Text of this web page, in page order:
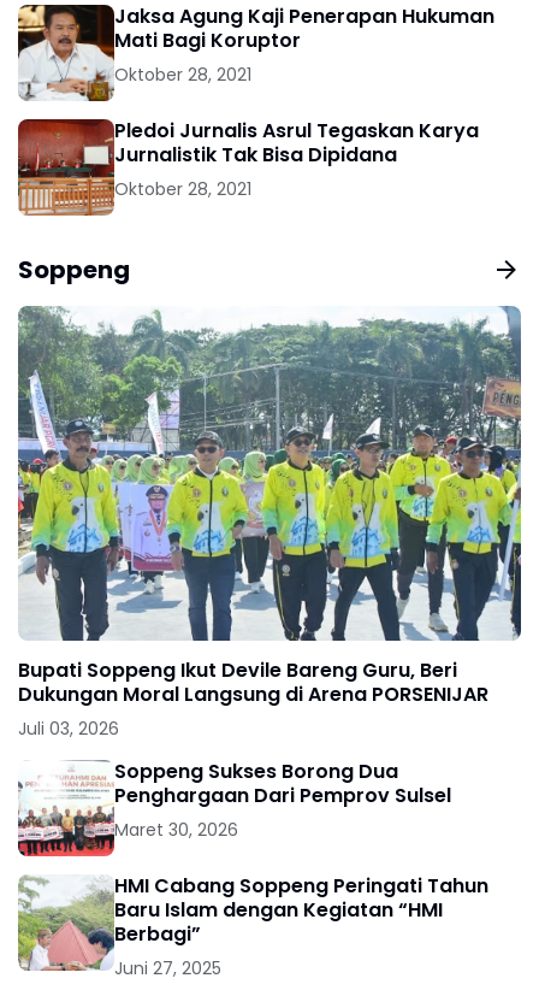
Jaksa Agung Kaji Penerapan Hukuman
Mati Bagi Koruptor
Oktober 28, 2021
Pledoi Jurnalis Asrul Tegaskan Karya
Jurnalistik Tak Bisa Dipidana
Oktober 28, 2021
Soppeng
Bupati Soppeng Ikut Devile Bareng Guru, Beri
Dukungan Moral Langsung di Arena PORSENIJAR
Juli 03, 2026
Soppeng Sukses Borong Dua
Penghargaan Dari Pemprov Sulsel
Maret 30, 2026
HMI Cabang Soppeng Peringati Tahun
Baru Islam dengan Kegiatan “HMI
Berbagi”
Juni 27, 2025